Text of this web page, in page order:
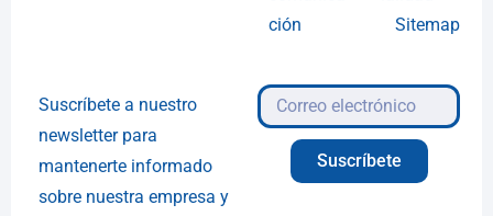
ción
Sitemap
Suscríbete a nuestro
newsletter para
mantenerte informado
sobre nuestra empresa y
Suscríbete